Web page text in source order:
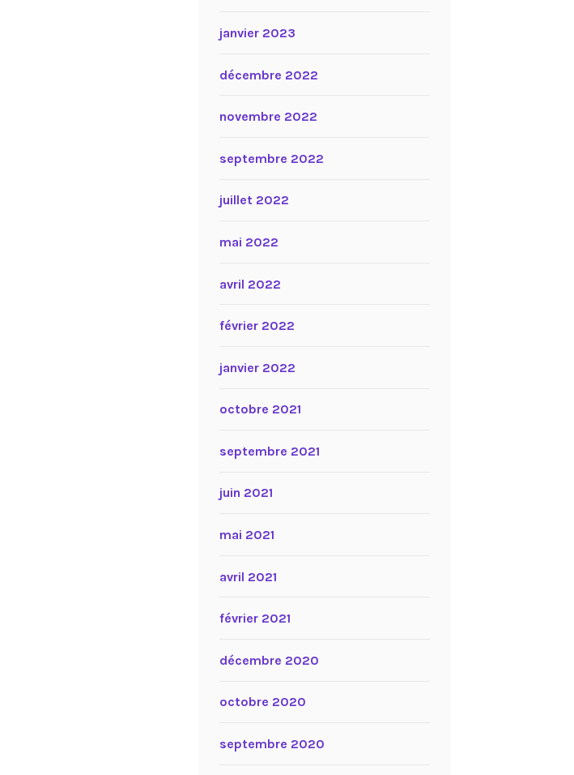
janvier 2023
décembre 2022
novembre 2022
septembre 2022
juillet 2022
mai 2022
avril 2022
février 2022
janvier 2022
octobre 2021
septembre 2021
juin 2021
mai 2021
avril 2021
février 2021
décembre 2020
octobre 2020
septembre 2020